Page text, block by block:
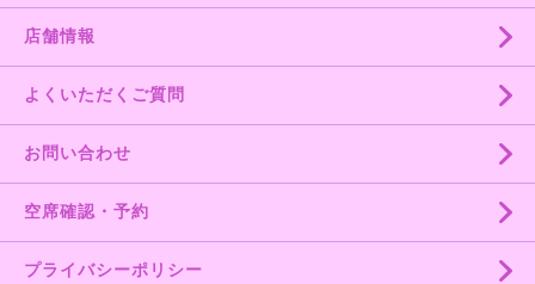
店舗情報
よくいただくご質問
お問い合わせ
空席確認・予約
プライバシーポリシー